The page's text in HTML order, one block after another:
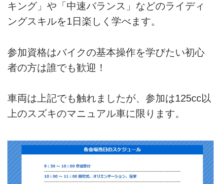
キング」や「中速バランス」などのライディ
ングスキルを1日楽しく学べます。
参加資格はバイクの基本操作を学びたい初心
者の方は誰でも歓迎！
車両は上記でも触れましたが、参加は125cc以
上のスズキのマニュアル車に限ります。